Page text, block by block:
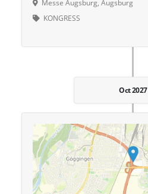
Messe Augsburg, Augsburg
KONGRESS
Oct 2027